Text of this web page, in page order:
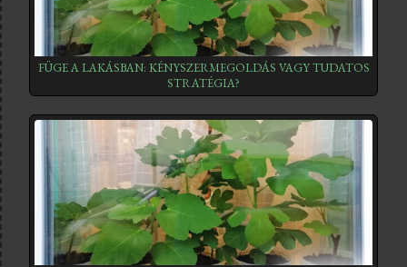
FÜGE A LAKÁSBAN: KÉNYSZERMEGOLDÁS VAGY TUDATOS
STRATÉGIA?